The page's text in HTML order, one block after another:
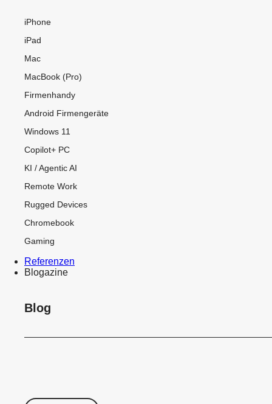
iPhone
iPad
Mac
MacBook (Pro)
Firmenhandy
Android Firmengeräte
Windows 11
Copilot+ PC
KI / Agentic AI
Remote Work
Rugged Devices
Chromebook
Gaming
Referenzen
Blogazine
Blog